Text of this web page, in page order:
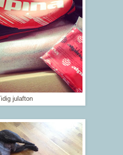
Tidig julafton